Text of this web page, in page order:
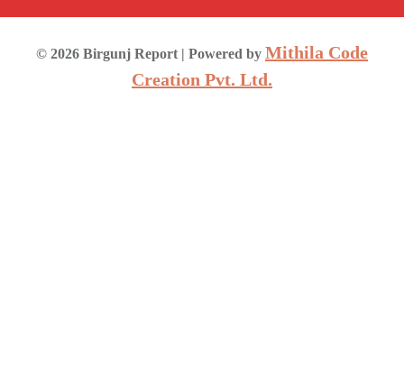
© 2026 Birgunj Report | Powered by Mithila Code
Creation Pvt. Ltd.